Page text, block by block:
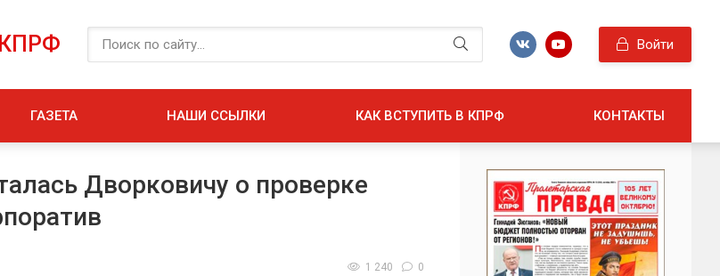
Войти
ГАЗЕТА НАШИ ССЫЛКИ КАК ВСТУПИТЬ В КПРФ КОНТАКТЫ
Дворковичу о проверке
1 240 0